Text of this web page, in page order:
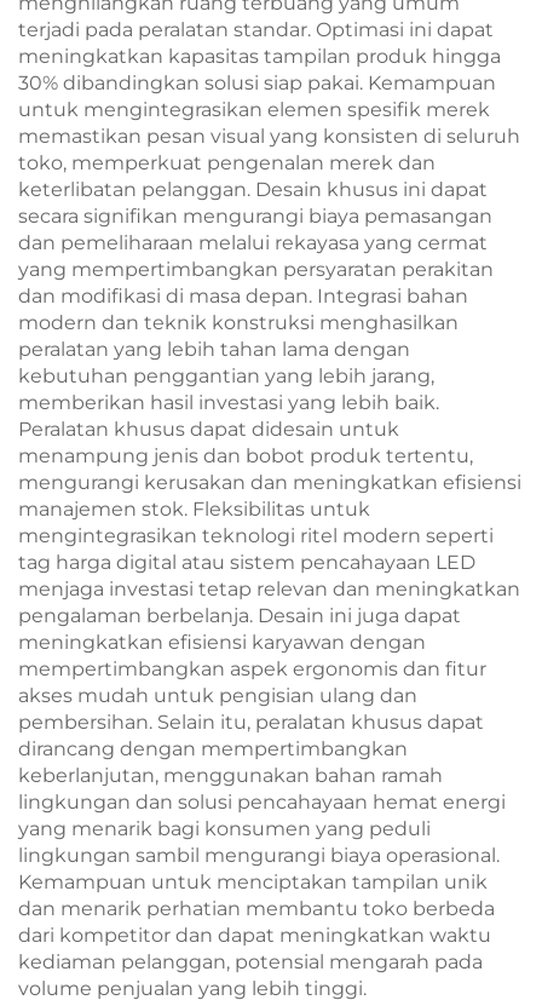
terjadi pada peralatan standar. Optimasi ini dapat
meningkatkan kapasitas tampilan produk hingga
30% dibandingkan solusi siap pakai. Kemampuan
untuk mengintegrasikan elemen spesifik merek
memastikan pesan visual yang konsisten di seluruh
toko, memperkuat pengenalan merek dan
keterlibatan pelanggan. Desain khusus ini dapat
secara signifikan mengurangi biaya pemasangan
dan pemeliharaan melalui rekayasa yang cermat
yang mempertimbangkan persyaratan perakitan
dan modifikasi di masa depan. Integrasi bahan
modern dan teknik konstruksi menghasilkan
peralatan yang lebih tahan lama dengan
kebutuhan penggantian yang lebih jarang,
memberikan hasil investasi yang lebih baik.
Peralatan khusus dapat didesain untuk
menampung jenis dan bobot produk tertentu,
mengurangi kerusakan dan meningkatkan efisiensi
manajemen stok. Fleksibilitas untuk
mengintegrasikan teknologi ritel modern seperti
tag harga digital atau sistem pencahayaan LED
menjaga investasi tetap relevan dan meningkatkan
pengalaman berbelanja. Desain ini juga dapat
meningkatkan efisiensi karyawan dengan
mempertimbangkan aspek ergonomis dan fitur
akses mudah untuk pengisian ulang dan
pembersihan. Selain itu, peralatan khusus dapat
dirancang dengan mempertimbangkan
keberlanjutan, menggunakan bahan ramah
lingkungan dan solusi pencahayaan hemat energi
yang menarik bagi konsumen yang peduli
lingkungan sambil mengurangi biaya operasional.
Kemampuan untuk menciptakan tampilan unik
dan menarik perhatian membantu toko berbeda
dari kompetitor dan dapat meningkatkan waktu
kediaman pelanggan, potensial mengarah pada
volume penjualan yang lebih tinggi.